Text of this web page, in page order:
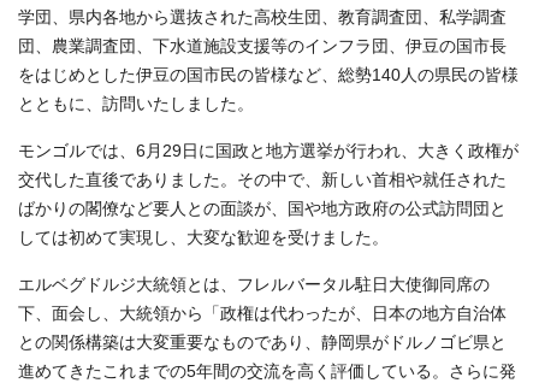
学団、県内各地から選抜された高校生団、教育調査団、私学調査
団、農業調査団、下水道施設支援等のインフラ団、伊豆の国市長
をはじめとした伊豆の国市民の皆様など、総勢140人の県民の皆様
とともに、訪問いたしました。
モンゴルでは、6月29日に国政と地方選挙が行われ、大きく政権が
交代した直後でありました。その中で、新しい首相や就任された
ばかりの閣僚など要人との面談が、国や地方政府の公式訪問団と
しては初めて実現し、大変な歓迎を受けました。
エルベグドルジ大統領とは、フレルバータル駐日大使御同席の
下、面会し、大統領から「政権は代わったが、日本の地方自治体
との関係構築は大変重要なものであり、静岡県がドルノゴビ県と
進めてきたこれまでの5年間の交流を高く評価している。さらに発